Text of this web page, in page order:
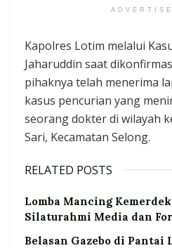
Kapolres Lotim melalui
Jaharuddin saat
pihaknya telah menerima
kasus pencurian yang
seorang dokter di wilayah
Sari, Kecamatan Selong.
RELATED POSTS
Lomba Mancing
Silaturahmi Media dan
Belasan Gazebo di Pantai